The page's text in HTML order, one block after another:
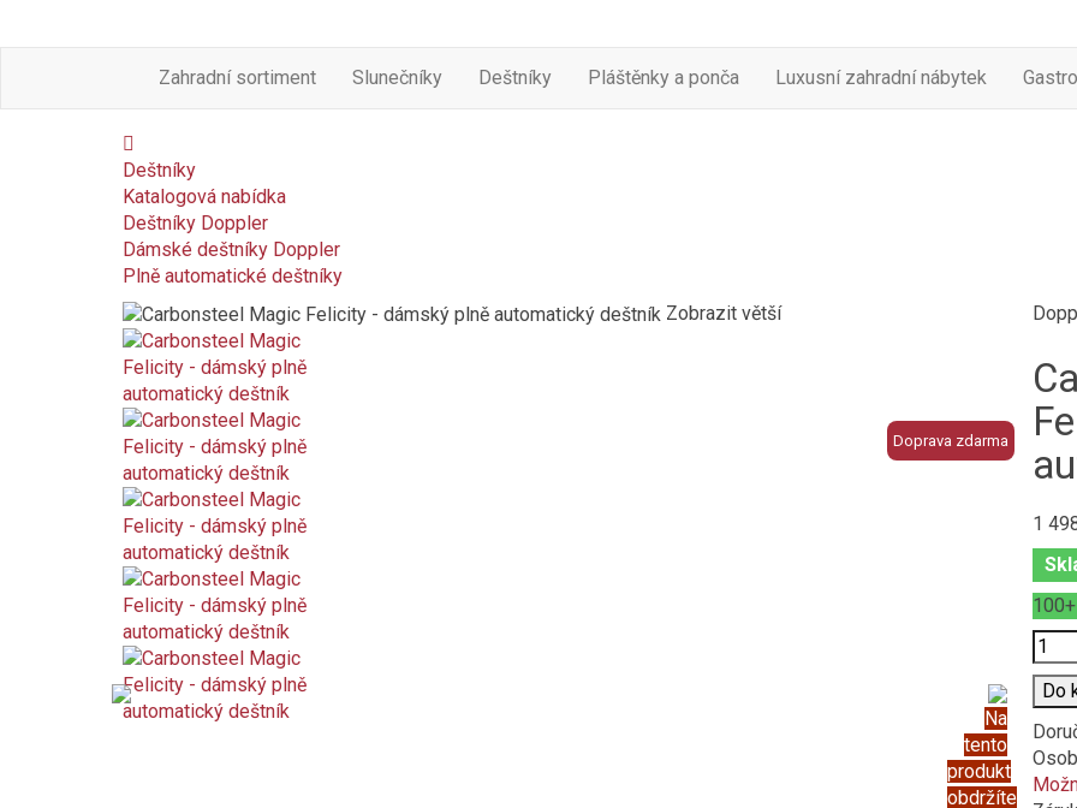
Zahradní sortiment Slunečníky Deštníky Pláštěnky a ponča Luxusní zahradní nábytek Gastro
Deštníky
Katalogová nabídka
Deštníky Doppler
Dámské deštníky Doppler
Plně automatické deštníky
Doprava zdarma
Na
tento
produkt
obdržíte
Zobrazit větší
1
100+
Počet
Do